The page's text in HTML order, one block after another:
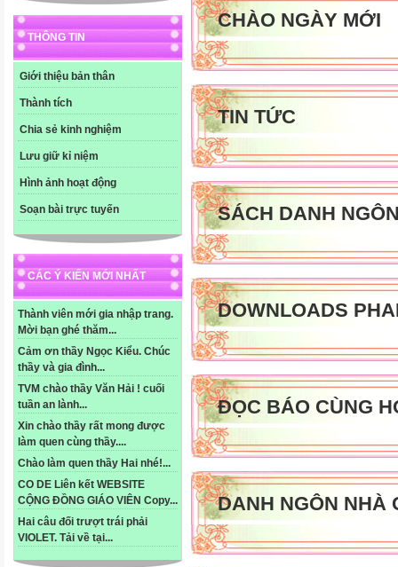
THÔNG TIN
Giới thiệu bản thân
Thành tích
Chia sẻ kinh nghiệm
Lưu giữ kỉ niệm
Hình ảnh hoạt động
Soạn bài trực tuyến
CÁC Ý KIẾN MỚI NHẤT
Thành viên mới gia nhập trang.
Mời bạn ghé thăm...
Cảm ơn thầy Ngọc Kiểu. Chúc
thầy và gia đình...
TVM chào thầy Văn Hải ! cuối
tuần an lành...
Xin chào thầy rất mong được
làm quen cùng thầy....
Chào làm quen thầy Hai nhé!...
CO DE Liên kết WEBSITE
CỘNG ĐỒNG GIÁO VIÊN Copy...
Hai câu đối trượt trái phải
VIOLET. Tải về tại...
CHÀO NGÀY MỚI
TIN TỨC
SÁCH DANH
DOWNLOADS
ĐỌC BÁO CÙNG
DANH NGÔN NHÀ